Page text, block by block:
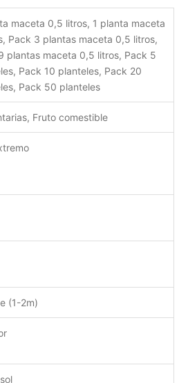
maceta 0,5 litros, 1 planta maceta
Pack 3 plantas maceta 0,5 litros,
plantas maceta 0,5 litros, Pack 5
Pack 10 planteles, Pack 20
Pack 50 planteles
Fruto comestible
(1-2m)